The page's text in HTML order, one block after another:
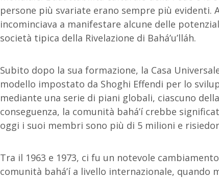
persone più svariate erano sempre più evidenti.
incominciava a manifestare alcune delle
società tipica della Rivelazione di Bahá’u’lláh.
Subito dopo la sua formazione, la Casa
modello impostato da Shoghi Effendi per lo
mediante una serie di piani globali, ciascuno
conseguenza, la comunità bahá’í crebbe
oggi i suoi membri sono più di 5 milioni e
Tra il 1963 e 1973, ci fu un notevole
comunità bahá’í a livello internazionale, quando